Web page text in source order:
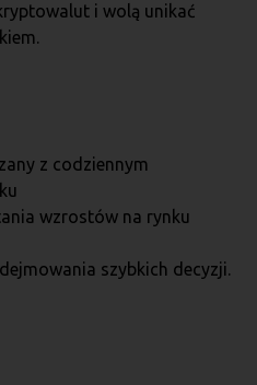
i wolą unikać
z codziennym
wzrostów na rynku
szybkich decyzji.